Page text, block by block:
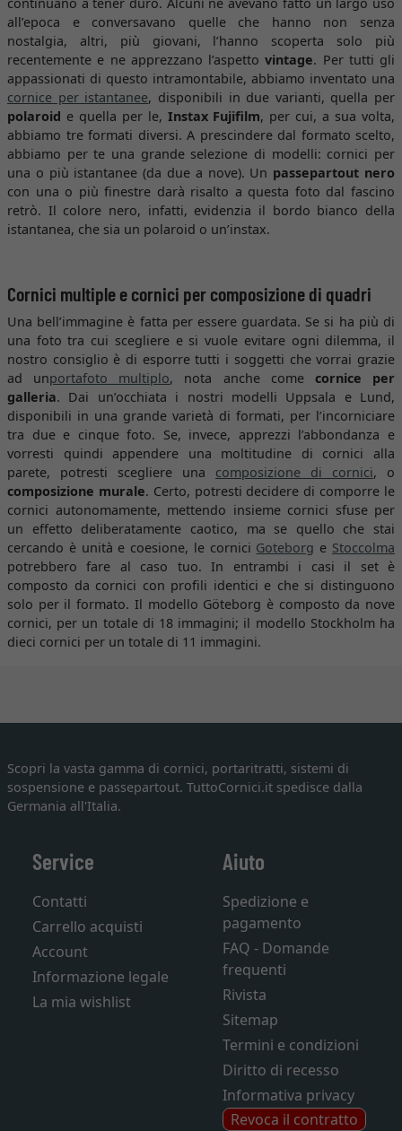
all’epoca e conversavano quelle che hanno non senza
nostalgia, altri, più giovani, l’hanno scoperta solo più
recentemente e ne apprezzano l’aspettovintage. Per tutti gli
appassionati di questo intramontabile, abbiamo inventato una
cornice per istantanee, disponibili in due varianti, quella per
polaroid e quella per le, Instax Fujifilm, per cui, a sua volta,
abbiamo tre formati diversi. A prescindere dal formato scelto,
abbiamo per te una grande selezione di modelli: cornici per
una o più istantanee (da due a nove). Un passepartout nero
con una o più finestre darà risalto a questa foto dal fascino
retrò. Il colore nero, infatti, evidenzia il bordo bianco della
istantanea, che sia un polaroid o un’instax.
Cornici multiple e cornici per composizione di quadri
Una bell’immagine è fatta per essere guardata. Se si ha più di
una foto tra cui scegliere e si vuole evitare ogni dilemma, il
nostro consiglio è di esporre tutti i soggetti che vorrai grazie
ad unportafoto multiplo, nota anche come cornice per
galleria. Dai un’occhiata i nostri modelli Uppsala e Lund,
disponibili in una grande varietà di formati, per l’incorniciare
tra due e cinque foto. Se, invece, apprezzi l’abbondanza e
vorresti quindi appendere una moltitudine di cornici alla
parete, potresti scegliere una composizione di cornici, o
composizione murale. Certo, potresti decidere di comporre le
cornici autonomamente, mettendo insieme cornici sfuse per
un effetto deliberatamente caotico, ma se quello che stai
cercando è unità e coesione, le cornici Goteborg e Stoccolma
potrebbero fare al caso tuo. In entrambi i casi il set è
composto da cornici con profili identici e che si distinguono
solo per il formato. Il modello Göteborg è composto da nove
cornici, per un totale di 18 immagini; il modello Stockholm ha
dieci cornici per un totale di 11 immagini.
Scopri la vasta gamma di cornici, portaritratti, sistemi di
sospensione e passepartout. TuttoCornici.it spedisce dalla
Germania all'Italia.
Service
Contatti
Carrello acquisti
Account
Informazione legale
La mia wishlist
Aiuto
Spedizione e
pagamento
FAQ - Domande
frequenti
Rivista
Sitemap
Termini e condizioni
Diritto di recesso
Informativa privacy
Revoca il contratto